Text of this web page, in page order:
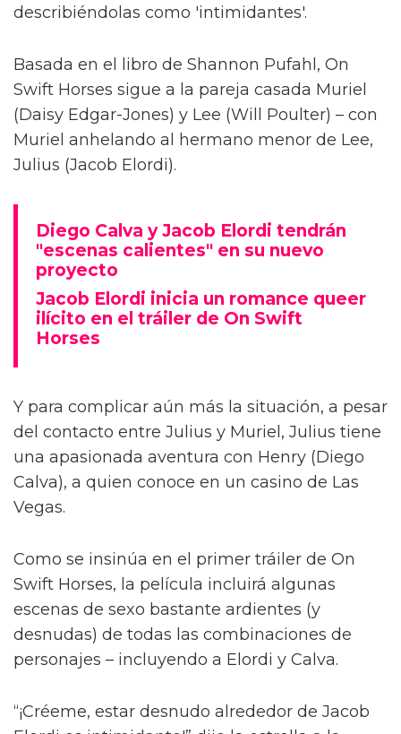
describiéndolas como 'intimidantes'.
Basada en el libro de Shannon Pufahl, On
Swift Horses sigue a la pareja casada Muriel
(Daisy Edgar-Jones) y Lee (Will Poulter) – con
Muriel anhelando al hermano menor de Lee,
Julius (Jacob Elordi).
Diego Calva y Jacob Elordi tendrán
"escenas calientes" en su nuevo
proyecto
Jacob Elordi inicia un romance queer
ilícito en el tráiler de On Swift
Horses
Y para complicar aún más la situación, a pesar
del contacto entre Julius y Muriel, Julius tiene
una apasionada aventura con Henry (Diego
Calva), a quien conoce en un casino de Las
Vegas.
Como se insinúa en el primer tráiler de On
Swift Horses, la película incluirá algunas
escenas de sexo bastante ardientes (y
desnudas) de todas las combinaciones de
personajes – incluyendo a Elordi y Calva.
“¡Créeme, estar desnudo alrededor de Jacob